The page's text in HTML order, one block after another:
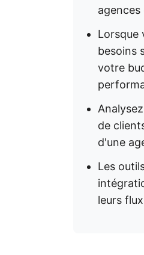
Lorsque
besoins
votre
de
d'une
Les
leurs